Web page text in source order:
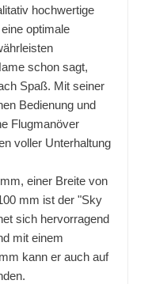
hochwertige
optimale
schon sagt,
Spaß. Mit seiner
Bedienung und
Flugmanöver
voller Unterhaltung
einer Breite von
mm ist der "Sky
sich hervorragend
mit einem
kann er auch auf